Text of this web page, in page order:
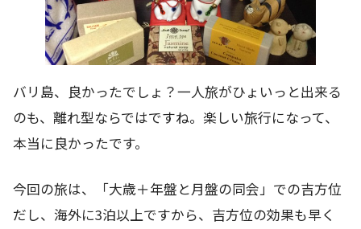
バリ島、良かったでしょ？一人旅がひょいっと出来る
のも、離れ型ならではですね。楽しい旅行になって、
本当に良かったです。
今回の旅は、「大歳＋年盤と月盤の同会」での吉方位
だし、海外に3泊以上ですから、吉方位の効果も早く